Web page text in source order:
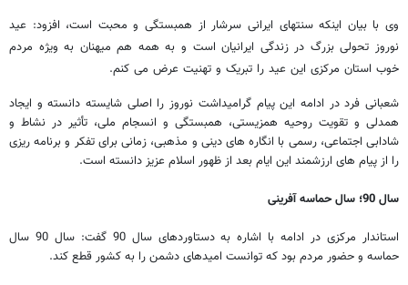
وی با بیان اینکه سنتهای ایرانی سرشار از همبستگی و محبت است، افزود: عید
نوروز تحولی بزرگ در زندگی ایرانیان است و به همه هم میهنان به ویژه مردم
خوب استان مرکزی این عید را تبریک و تهنیت عرض می کنم.
شعبانی فرد در ادامه این پیام گرامیداشت نوروز را اصلی شایسته دانسته و ایجاد
همدلی و تقویت روحیه همزیستی، همبستگی و انسجام ملی، تأثیر در نشاط و
شادابی اجتماعی، رسمی با انگاره های دینی و مذهبی، زمانی برای تفکر و برنامه ریزی
را از پیام های ارزشمند این ایام بعد از ظهور اسلام عزیز دانسته است.
سال 90؛ سال حماسه آفرینی
استاندار مرکزی در ادامه با اشاره به دستاوردهای سال 90 گفت: سال 90 سال
حماسه و حضور مردم بود که توانست امیدهای دشمن را به کشور قطع کند.